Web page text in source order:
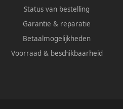
Status van bestelling
Garantie & reparatie
Betaalmogelijkheden
Voorraad & beschikbaarheid